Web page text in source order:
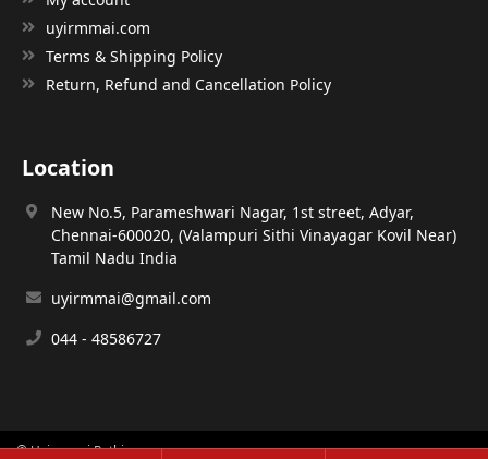
uyirmmai.com
Terms & Shipping Policy
Return, Refund and Cancellation Policy
Location
New No.5, Parameshwari Nagar, 1st street, Adyar,
Chennai-600020, (Valampuri Sithi Vinayagar Kovil Near)
Tamil Nadu India
uyirmmai@gmail.com
044 - 48586727
© Uyirmmai Pathippagam